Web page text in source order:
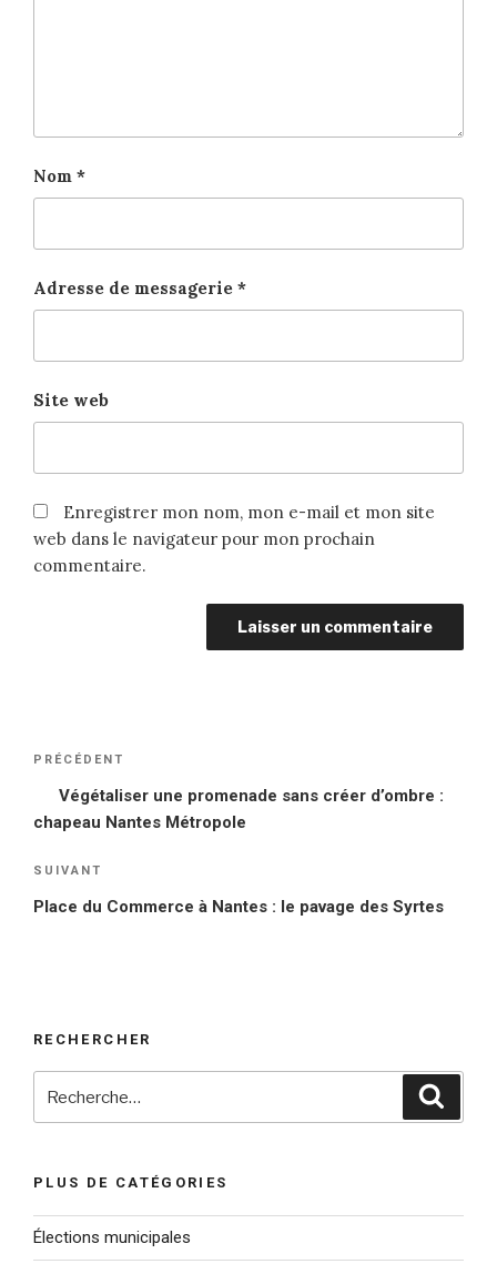
Nom *
Adresse de messagerie *
Site web
Enregistrer mon nom, mon e-mail et mon site
web dans le navigateur pour mon prochain
commentaire.
Navigation
l’article
Article
précédent
PRÉCÉDENT
Végétaliser une promenade sans créer d’ombre :
chapeau Nantes Métropole
Article
suivant
SUIVANT
Place du Commerce à Nantes : le pavage des Syrtes
RECHERCHER
PLUS DE CATÉGORIES
Élections municipales